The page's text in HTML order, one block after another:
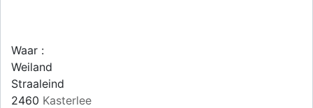
Waar :
Weiland
Straaleind
2460 Kasterlee